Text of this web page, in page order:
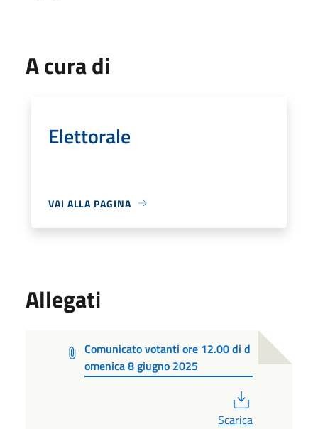
A cura di
Elettorale
VAI ALLA PAGINA
Allegati
Comunicato votanti ore 12.00 di d
omenica 8 giugno 2025
Scarica